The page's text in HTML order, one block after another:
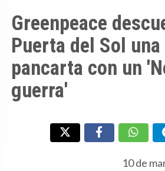
Greenpeace
Puerta del Sol
pancarta con un
guerra'
10 de